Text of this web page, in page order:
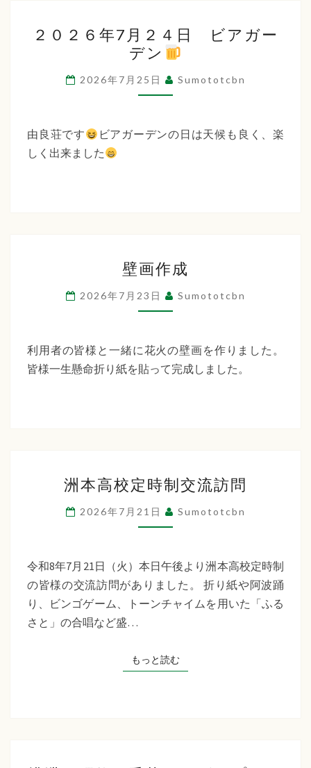
０
２
６
年
月
ー
ン
２０２６年7月２４日 ビアガー
デン
2026年7月25日 Sumototcbn
由良荘です
ビアガーデンの日は天候も良く、楽
しく出来ました
画
作
成
壁画作成
2026年7月23日 Sumototcbn
利用者の皆様と一緒に花火の壁画を作りました。
皆様一生懸命折り紙を貼って完成しました。
本
高
校
時
制
交
問
洲本高校定時制交流訪問
2026年7月21日 Sumototcbn
令和8年7月21日（火）本日午後より洲本高校定時制
の皆様の交流訪問がありました。 折り紙や阿波踊
り、ビンゴゲーム、トーンチャイムを用いた「ふる
さと」の合唱など盛…
もっと読むもっと読む